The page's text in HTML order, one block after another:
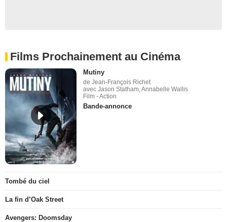
Films Prochainement au Cinéma
Mutiny
de Jean-François Richet
avec Jason Statham, Annabelle Wallis
Film - Action
Bande-annonce
Tombé du ciel
La fin d’Oak Street
Avengers: Doomsday